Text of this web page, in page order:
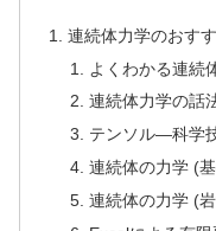
連続体力学のおす
よくわかる連続
連続体力学の話
テンソル―科学
連続体の力学 (
連続体の力学 (